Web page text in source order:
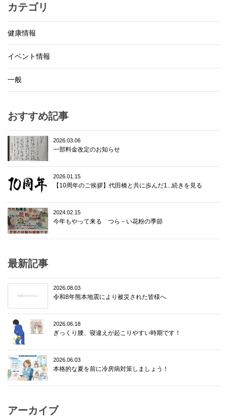
カテゴリ
健康情報
イベント情報
一般
おすすめ記事
2026.03.06
一部料金改定のお知らせ
2026.01.15
【10周年のご挨拶】代田橋と共に歩んだ1...続きを見る
2024.02.15
今年もやって来る つら－い花粉の季節
最新記事
2026.08.03
令和8年熊本地震により被災された皆様へ
2026.06.18
ぎっくり腰、寝違えが起こりやすい時期です！
2026.06.03
本格的な夏を前に冷房病対策しましょう！
アーカイブ